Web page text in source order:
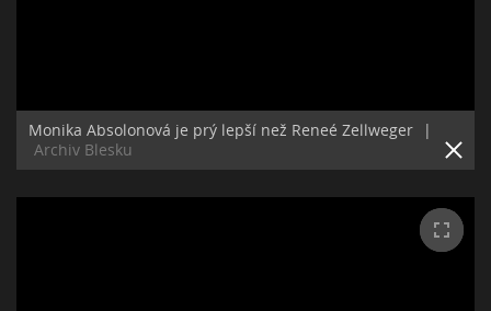
Monika Absolonová je prý lepší než Reneé Zellweger
|
Archiv Blesku